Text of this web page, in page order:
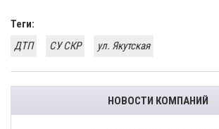
Теги:
ДТП
СУ СКР ул. Якутская
НОВОСТИ КОМПАНИЙ